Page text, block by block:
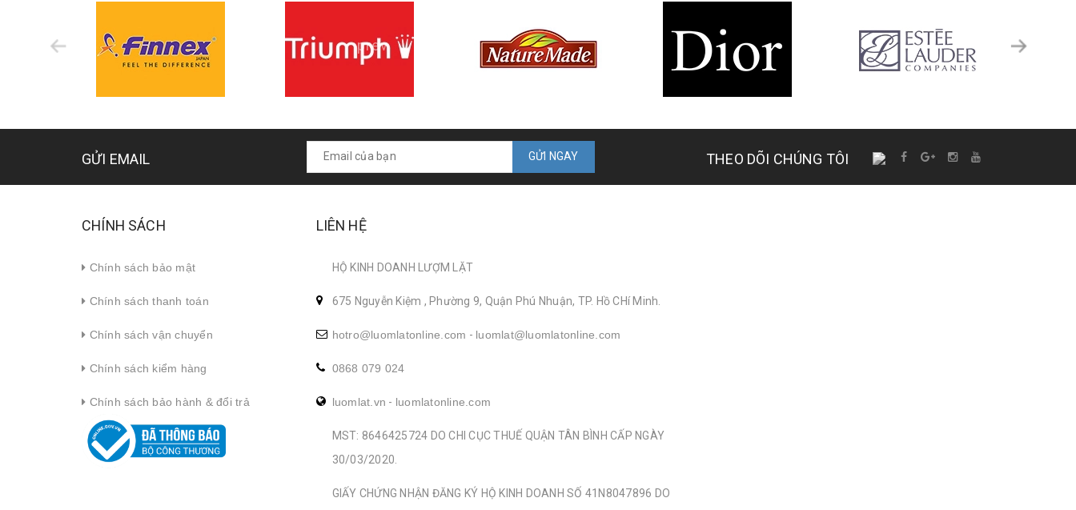
prev
GỬI EMAIL GỬI NGAY THEO DÕI CHÚNG TÔI
CHÍNH SÁCH
Chính sách bảo mật
Chính sách thanh toán
Chính sách vận chuyển
Chính sách kiểm hàng
Chính sách bảo hành & đổi trả
LIÊN HỆ
HỘ KINH DOANH LƯỢM LẶT
675 Nguyễn Kiệm , Phường 9, Quận Phú Nhuận, TP. Hồ CHí Minh.
hotro@luomlatonline.com - luomlat@luomlatonline.com
0868 079 024
luomlat.vn - luomlatonline.com
MST: 8646425724 DO CHI CỤC THUẾ QUẬN TÂN BÌNH CẤP NGÀY
30/03/2020.
GIẤY CHỨNG NHẬN ĐĂNG KÝ HỘ KINH DOANH SỐ 41N8047896 DO